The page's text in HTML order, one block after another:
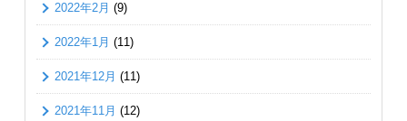
2022年2月 (9)
2022年1月 (11)
2021年12月 (11)
2021年11月 (12)